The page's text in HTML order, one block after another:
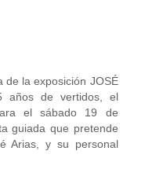
de la exposición JOSÉ
años de vertidos, el
el sábado 19 de
guiada que pretende
Arias, y su personal